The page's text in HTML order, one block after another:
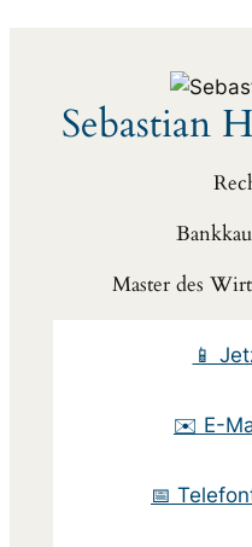
Sebastian
Master des
📱
✉️ E-
📅